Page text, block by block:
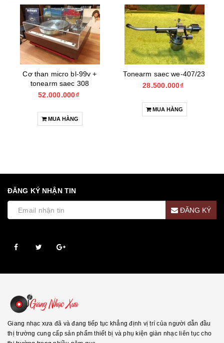
Cơ than micro bl-99v +
tonearm saec 308
52.000.000₫
MUA HÀNG
Tonearm saec we-407/23
28.500.000₫
MUA HÀNG
ĐĂNG KÝ NHẬN TIN
ĐĂNG KÝ
Giang nhạc xưa đã và đang tiếp tục khẳng định vị trí của người dẫn đầu
thị trường cung cấp sản phẩm thiết bị và phụ kiện giàn nhạc liên tục cho